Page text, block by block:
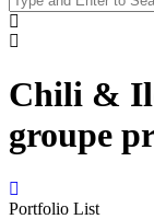
Chili &
groupe
Portfolio List